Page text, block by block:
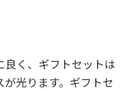
く、ギフトセットは
光ります。ギフトセ